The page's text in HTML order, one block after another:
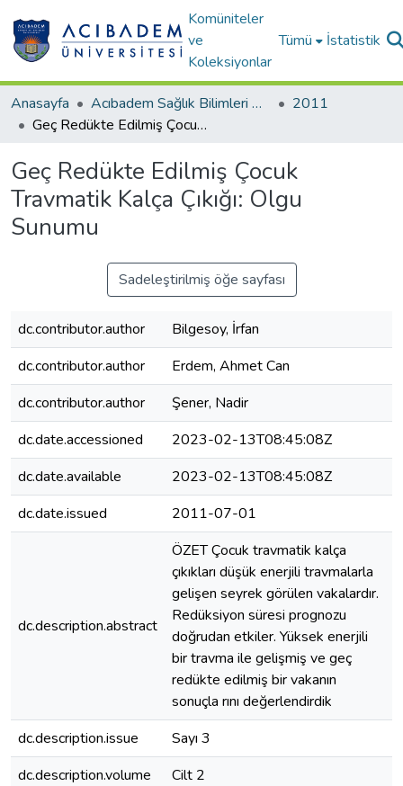
Komüniteler
ve
Koleksiyonlar
Tümü İstatistik
Anasayfa Acıbadem Sağlık Bilimleri Dergisi
2011
Geç Redükte Edilmiş Çocuk Travmatik Kalça Çıkığı: Olgu Sunumu
Geç Redükte Edilmiş Çocuk
Travmatik Kalça Çıkığı: Olgu
Sunumu
Sadeleştirilmiş öğe sayfası
dc.contributor.author
Bilgesoy, İrfan
dc.contributor.author
Erdem, Ahmet Can
dc.contributor.author
Şener, Nadir
dc.date.accessioned
2023-02-13T08:45:08Z
dc.date.available
2023-02-13T08:45:08Z
dc.date.issued
2011-07-01
dc.description.abstract
ÖZET Çocuk travmatik kalça
çıkıkları düşük enerjili travmalarla
gelişen seyrek görülen vakalardır.
Redüksiyon süresi prognozu
doğrudan etkiler. Yüksek enerjili
bir travma ile gelişmiş ve geç
redükte edilmiş bir vakanın
sonuçla rını değerlendirdik
dc.description.issue
Sayı 3
dc.description.volume
Cilt 2